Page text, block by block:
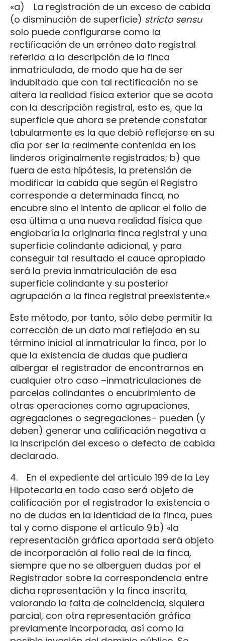
«a) La registración de un exceso de cabida
(o disminución de superficie) stricto sensu
solo puede configurarse como la
rectificación de un erróneo dato registral
referido a la descripción de la finca
inmatriculada, de modo que ha de ser
indubitado que con tal rectificación no se
altera la realidad física exterior que se acota
con la descripción registral, esto es, que la
superficie que ahora se pretende constatar
tabularmente es la que debió reflejarse en su
día por ser la realmente contenida en los
linderos originalmente registrados; b) que
fuera de esta hipótesis, la pretensión de
modificar la cabida que según el Registro
corresponde a determinada finca, no
encubre sino el intento de aplicar el folio de
esa última a una nueva realidad física que
englobaría la originaria finca registral y una
superficie colindante adicional, y para
conseguir tal resultado el cauce apropiado
será la previa inmatriculación de esa
superficie colindante y su posterior
agrupación a la finca registral preexistente.»
Este método, por tanto, sólo debe permitir la
corrección de un dato mal reflejado en su
término inicial al inmatricular la finca, por lo
que la existencia de dudas que pudiera
albergar el registrador de encontrarnos en
cualquier otro caso –inmatriculaciones de
parcelas colindantes o encubrimiento de
otras operaciones como agrupaciones,
agregaciones o segregaciones– pueden (y
deben) generar una calificación negativa a
la inscripción del exceso o defecto de cabida
declarado.
4. En el expediente del artículo 199 de la Ley
Hipotecaria en todo caso será objeto de
calificación por el registrador la existencia o
no de dudas en la identidad de la finca, pues
tal y como dispone el artículo 9.b) «la
representación gráfica aportada será objeto
de incorporación al folio real de la finca,
siempre que no se alberguen dudas por el
Registrador sobre la correspondencia entre
dicha representación y la finca inscrita,
valorando la falta de coincidencia, siquiera
parcial, con otra representación gráfica
previamente incorporada, así como la